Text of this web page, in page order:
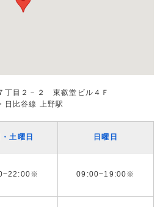
丁目２－２ 東叡堂ビル４Ｆ
日比谷線 上野駅
土曜日 日曜日
09:00~19:00※